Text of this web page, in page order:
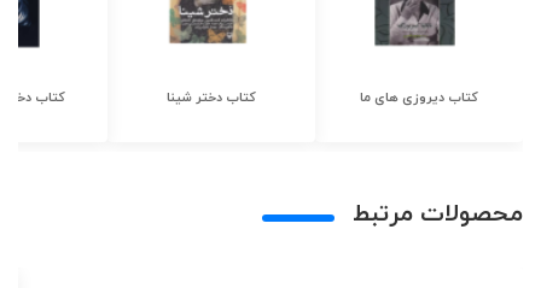
کتاب دیروزی های ما کتاب دختر شینا کتاب دختر
محصولات مرتبط